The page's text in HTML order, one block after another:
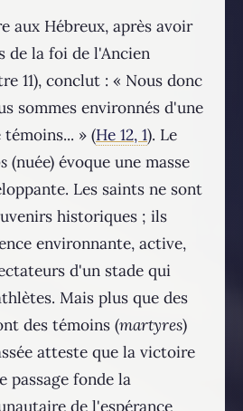
aux Hébreux, après avoir
de la foi de l'Ancien
11), conclut : « Nous donc
sommes environnés d'une
» (He 12, 1). Le
(nuée) évoque une masse
Les saints ne sont
historiques ; ils
environnante, active,
d'un stade qui
Mais plus que des
des témoins (martyres)
atteste que la victoire
passage fonde la
de l'espérance